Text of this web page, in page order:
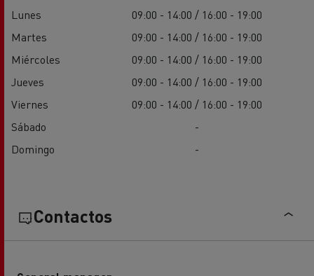
Lunes
09:00 - 14:00 / 16:00 - 19:00
Martes
09:00 - 14:00 / 16:00 - 19:00
Miércoles
09:00 - 14:00 / 16:00 - 19:00
Jueves
09:00 - 14:00 / 16:00 - 19:00
Viernes
09:00 - 14:00 / 16:00 - 19:00
Sábado
-
Domingo
-
Contactos